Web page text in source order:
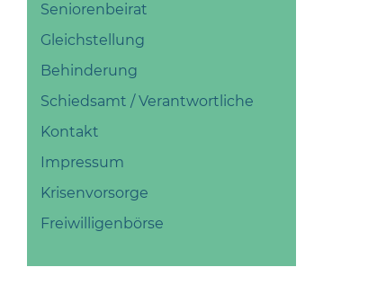
Seniorenbeirat
Gleichstellung
Behinderung
Schiedsamt / Verantwortliche
Kontakt
Impressum
Krisenvorsorge
Freiwilligenbörse